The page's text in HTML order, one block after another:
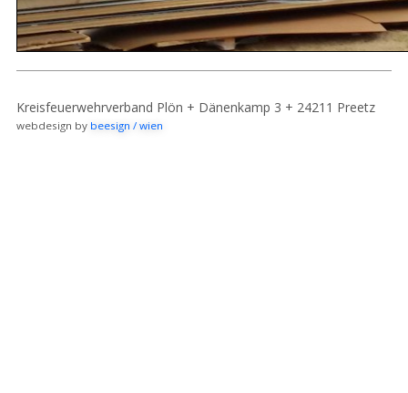
Kreisfeuerwehrverband Plön + Dänenkamp 3 + 24211 Preetz
webdesign by beesign / wien